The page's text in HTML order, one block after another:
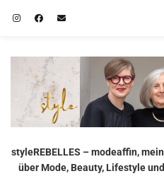
styleREBELLES – modeaffin,
über Mode, Beauty, Lifestyle